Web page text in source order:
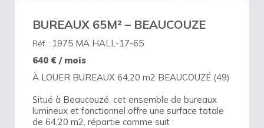
BUREAUX 65M² – BEAUCOUZE
Réf. : 1975 MA HALL-17-65
640 € / mois
À LOUER BUREAUX 64,20 m2 BEAUCOUZÉ (49)
Situé à Beaucouzé, cet ensemble de bureaux
lumineux et fonctionnel offre une surface totale
de 64,20 m2, répartie comme suit :